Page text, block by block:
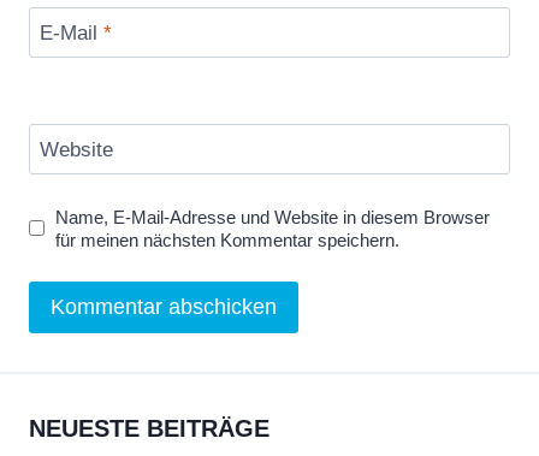
E-Mail *
Website
Name, E-Mail-Adresse und Website in diesem Browser
für meinen nächsten Kommentar speichern.
NEUESTE BEITRÄGE